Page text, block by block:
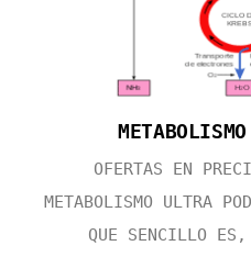
OFERTAS EN
METABOLISMO ULTRA
QUE SENCILLO